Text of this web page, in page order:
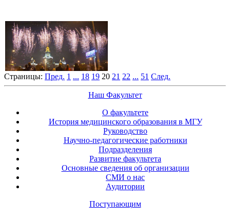
Страницы: Пред. 1 ... 18 19 20 21 22 ... 51 След.
Наш Факультет
О факультете
История медицинского образования в МГУ
Руководство
Научно-педагогические работники
Подразделения
Развитие факультета
Основные сведения об организации
СМИ о нас
Аудитории
Поступающим